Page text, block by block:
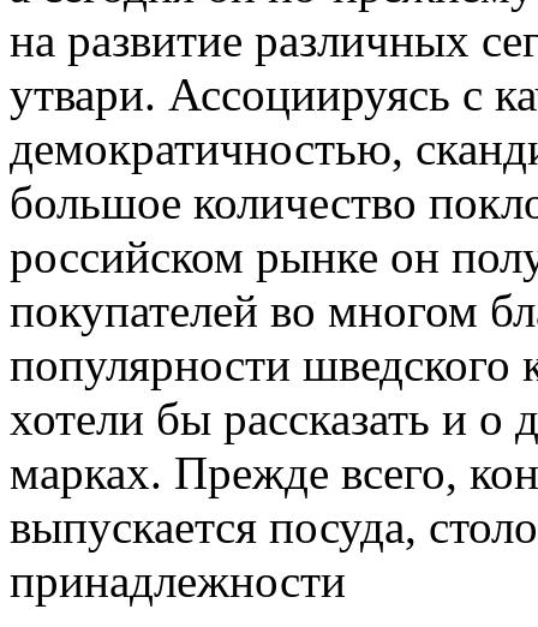
на развитие различных
утвари. Ассоциируясь с
демократичностью,
большое количество
российском рынке он
покупателей во многом
популярности
хотели бы рассказать и
марках. Прежде всего,
выпускается посуда,
принадлежности